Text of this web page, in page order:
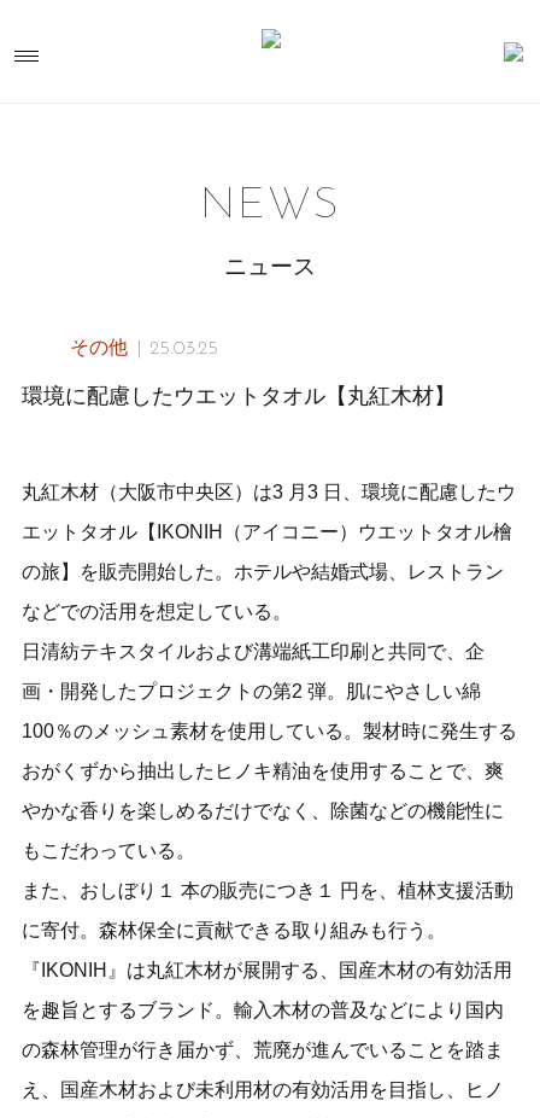
NEWS
ニュース
その他 25.03.25
環境に配慮したウエットタオル【丸紅木材】
丸紅木材（大阪市中央区）は3 月3 日、環境に配慮したウ
エットタオル【IKONIH（アイコニー）ウエットタオル檜
の旅】を販売開始した。ホテルや結婚式場、レストラン
などでの活用を想定している。
日清紡テキスタイルおよび溝端紙工印刷と共同で、企
画・開発したプロジェクトの第2 弾。肌にやさしい綿
100％のメッシュ素材を使用している。製材時に発生する
おがくずから抽出したヒノキ精油を使用することで、爽
やかな香りを楽しめるだけでなく、除菌などの機能性に
もこだわっている。
また、おしぼり１ 本の販売につき１ 円を、植林支援活動
に寄付。森林保全に貢献できる取り組みも行う。
『IKONIH』は丸紅木材が展開する、国産木材の有効活用
を趣旨とするブランド。輸入木材の普及などにより国内
の森林管理が行き届かず、荒廃が進んでいることを踏ま
え、国産木材および未利用材の有効活用を目指し、ヒノ